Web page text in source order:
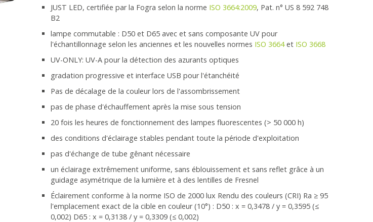
JUST LED, certifiée par la Fogra selon la norme ISO 3664:2009, Pat. n° US 8 592 748
B2
lampe commutable : D50 et D65 avec et sans composante UV pour
l'échantillonnage selon les anciennes et les nouvelles normes ISO 3664et ISO 3668
UV-ONLY: UV-A pour la détection des azurants optiques
gradation progressive et interface USB pour l'étanchéité
Pas de décalage de la couleur lors de l'assombrissement
pas de phase d'échauffement après la mise sous tension
20 fois les heures de fonctionnement des lampes fluorescentes (> 50 000 h)
des conditions d'éclairage stables pendant toute la période d'exploitation
pas d'échange de tube gênant nécessaire
un éclairage extrêmement uniforme, sans éblouissement et sans reflet grâce à un
guidage asymétrique de la lumière et à des lentilles de Fresnel
Éclairement conforme à la norme ISO de 2000 lux Rendu des couleurs (CRI) Ra ≥ 95
l'emplacement exact de la cible en couleur (10°) : D50 : x = 0,3478 / y = 0,3595 (≤
0,002) D65 : x = 0,3138 / y = 0,3309 (≤ 0,002)